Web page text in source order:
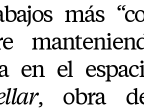
más
en el
, obra